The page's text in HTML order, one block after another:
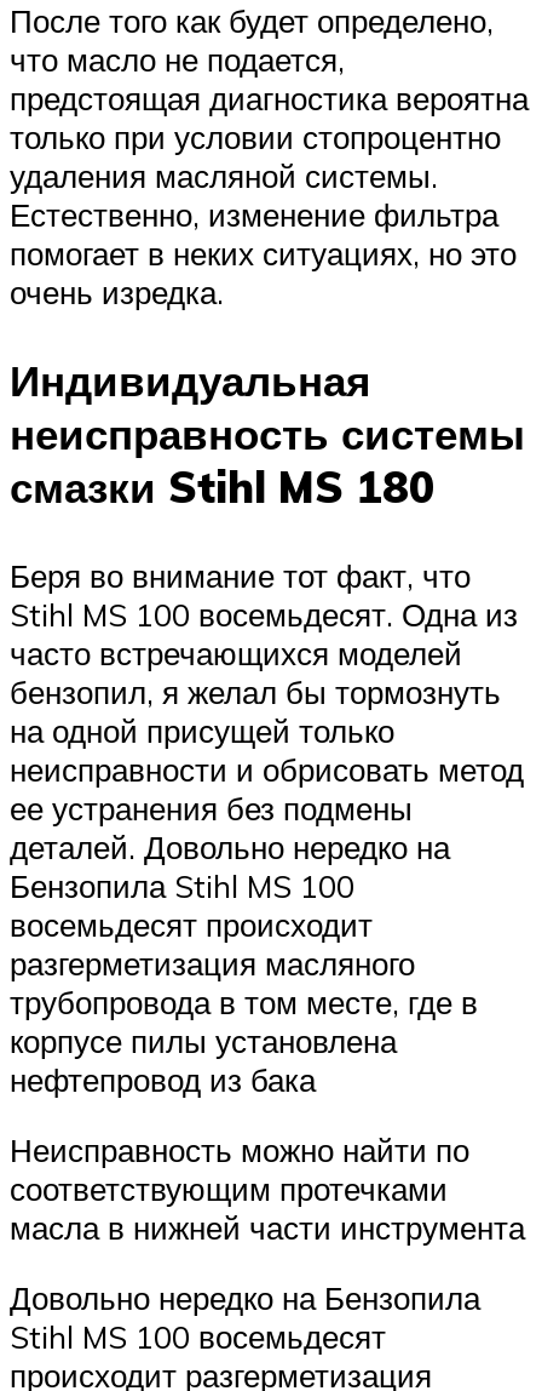
После того как будет определено,
что масло не подается,
предстоящая диагностика вероятна
только при условии стопроцентно
удаления масляной системы.
Естественно, изменение фильтра
помогает в неких ситуациях, но это
очень изредка.
Индивидуальная
неисправность системы
смазки Stihl MS 180
Беря во внимание тот факт, что
Stihl MS 100 восемьдесят. Одна из
часто встречающихся моделей
бензопил, я желал бы тормознуть
на одной присущей только
неисправности и обрисовать метод
ее устранения без подмены
деталей. Довольно нередко на
Бензопила Stihl MS 100
восемьдесят происходит
разгерметизация масляного
трубопровода в том месте, где в
корпусе пилы установлена ​​
нефтепровод из бака
Неисправность можно найти по
соответствующим протечками
масла в нижней части инструмента
Довольно нередко на Бензопила
Stihl MS 100 восемьдесят
происходит разгерметизация